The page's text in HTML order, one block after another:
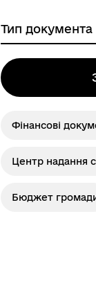
Фінансові
Центр надання
Бюджет